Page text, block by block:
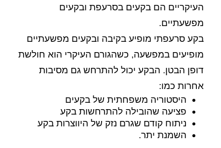
העיקריים הם בקעים בסרעפת ובקעים
מפשעתיים.
בקע סרעפתי מופיע בקיבה ובקעים מפשעתיים
מופיעים במפשעה, כשהגורם העיקרי הוא חולשת
דופן הבטן. הבקע יכול להתרחש גם מסיבות
אחרות כמו:
היסטוריה משפחתית של בקעים
פציעה שהובילה להתרחשות בקע
ניתוח קודם שגרם נזק של היווצרות בקע
השמנת יתר.